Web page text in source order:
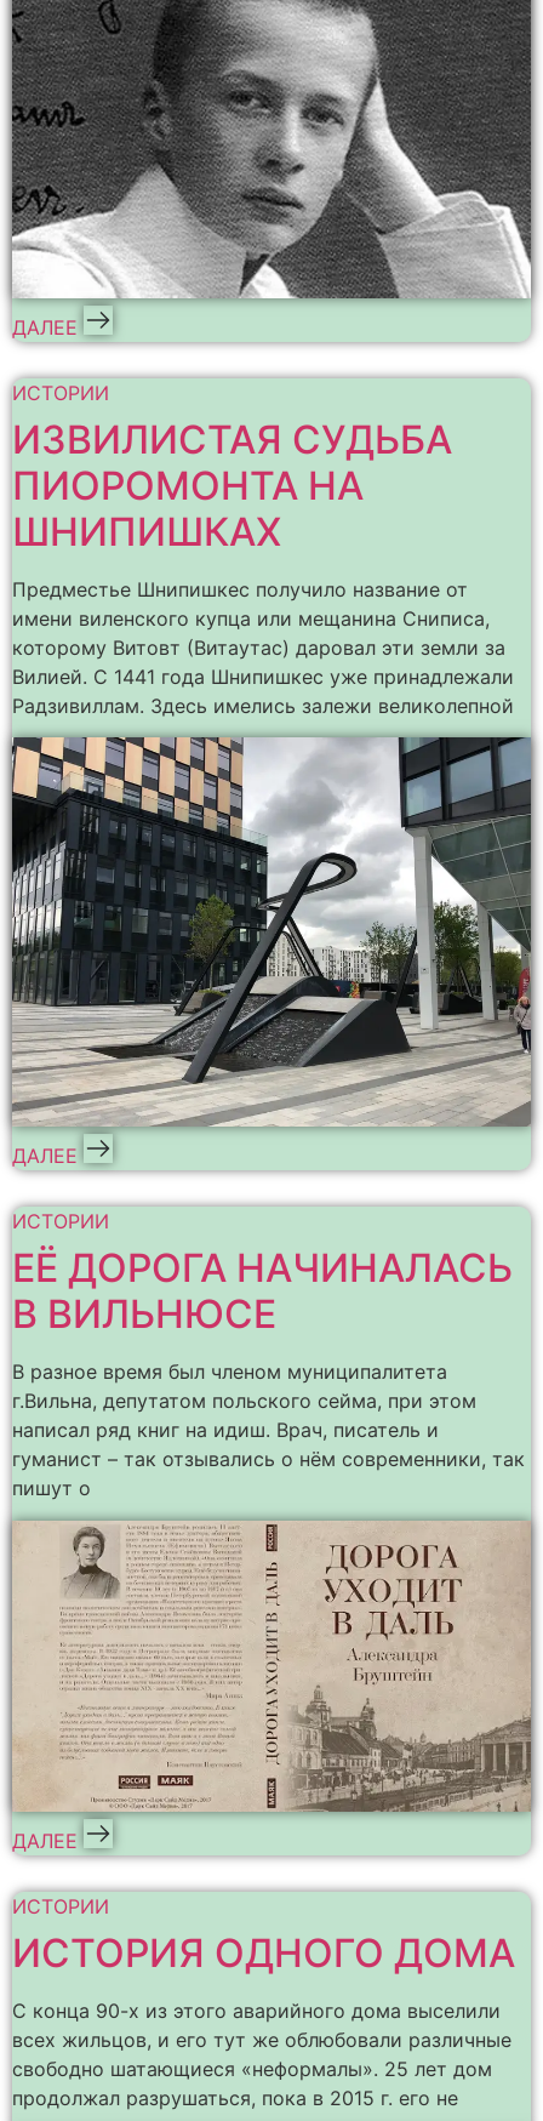
ДАЛЕЕ
ИСТОРИИ
ИЗВИЛИСТАЯ СУДЬБА
ПИОРОМОНТА НА
ШНИПИШКАХ
Предместье Шнипишкес получило название от
имени виленского купца или мещанина Сниписа,
которому Витовт (Витаутас) даровал эти земли за
Вилией. С 1441 года Шнипишкес уже принадлежали
Радзивиллам. Здесь имелись залежи великолепной
ДАЛЕЕ
ИСТОРИИ
ЕЁ ДОРОГА НАЧИНАЛАСЬ
В ВИЛЬНЮСЕ
В разное время был членом муниципалитета
г.Вильна, депутатом польского сейма, при этом
написал ряд книг на идиш. Врач, писатель и
гуманист – так отзывались о нём современники, так
пишут о
ДАЛЕЕ
ИСТОРИИ
ИСТОРИЯ ОДНОГО ДОМА
С конца 90-х из этого аварийного дома выселили
всех жильцов, и его тут же облюбовали различные
свободно шатающиеся «неформалы». 25 лет дом
продолжал разрушаться, пока в 2015 г. его не